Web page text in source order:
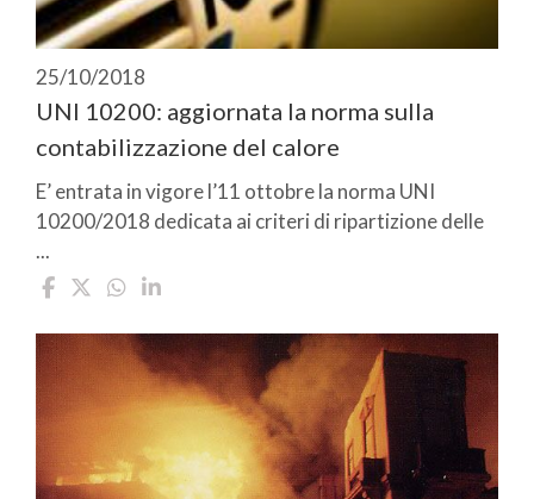
25/10/2018
UNI 10200: aggiornata la norma sulla
contabilizzazione del calore
E’ entrata in vigore l’11 ottobre la norma UNI
10200/2018 dedicata ai criteri di ripartizione delle
...